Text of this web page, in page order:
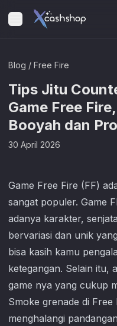
Blog / Free Fire
Tips Jitu
Game Free
Booyah dan
30 April 2026
Game Free Fire (FF)
sangat populer. Game
adanya karakter,
bervariasi dan unik
bisa kasih kamu
ketegangan. Selain itu,
game nya yang cukup
Smoke grenade di
menghalangi